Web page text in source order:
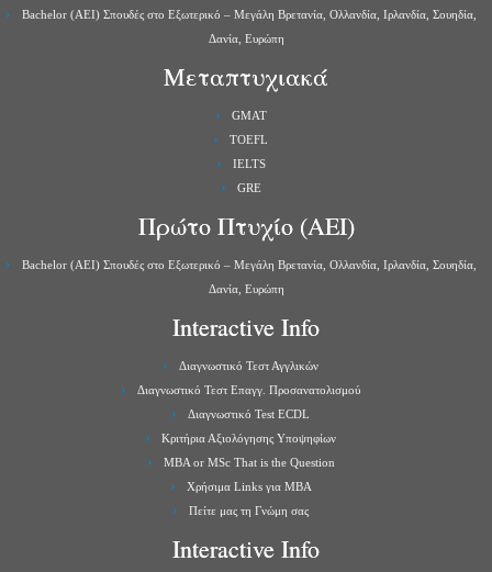
Bachelor (ΑΕΙ) Σπουδές στο Εξωτερικό – Μεγάλη Βρετανία, Ολλανδία, Ιρλανδία, Σουηδία,
Δανία, Ευρώπη
Μεταπτυχιακά
GMAT
TOEFL
IELTS
GRE
Πρώτο Πτυχίο (ΑΕΙ)
Bachelor (ΑΕΙ) Σπουδές στο Εξωτερικό – Μεγάλη Βρετανία, Ολλανδία, Ιρλανδία, Σουηδία,
Δανία, Ευρώπη
Interactive Info
Διαγνωστικό Τεστ Αγγλικών
Διαγνωστικό Τεστ Επαγγ. Προσανατολισμού
Διαγνωστικό Test ECDL
Κριτήρια Αξιολόγησης Υποψηφίων
MBA or MSc That is the Question
Χρήσιμα Links για ΜBA
Πείτε μας τη Γνώμη σας
Interactive Info